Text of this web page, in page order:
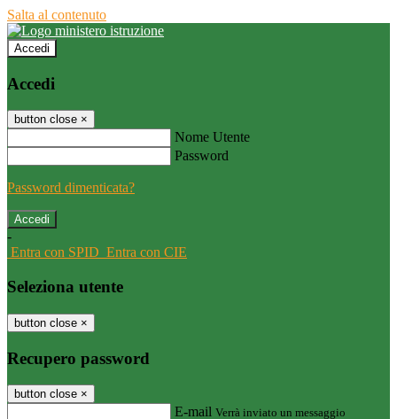
Salta al contenuto
Accedi
Accedi
button close ×
Nome Utente
Password
Password dimenticata?
-
Entra con SPID Entra con CIE
Seleziona utente
button close ×
Recupero password
button close ×
E-mail Verrà inviato un messaggio